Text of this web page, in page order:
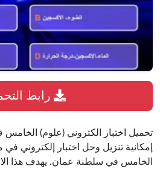
إمكانية تنزيل وحل اختبار إلكتروني
الخامس في سلطنة عمان. يهدف هذا